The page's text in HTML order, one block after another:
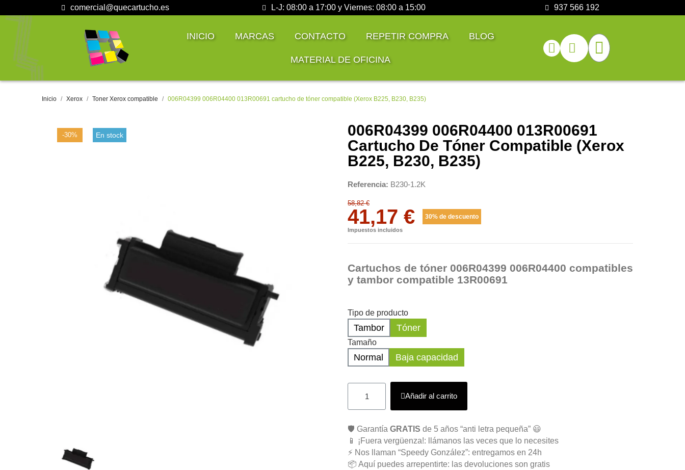
comercial@quecartucho.es L-J: 08:00 a 17:00 y Viernes: 08:00 a 15:00 937 566 192
INICIO MARCAS CONTACTO REPETIR COMPRA BLOG
MATERIAL DE OFICINA
Inicio Xerox Toner Xerox compatible 006R04399 006R04400 013R00691 cartucho de tóner compatible (Xerox B225, B230, B235)
-30% En stock
006R04399 006R04400 013R00691
Cartucho De Tóner Compatible (Xerox
B225, B230, B235)
Referencia B230-1.2K
58,82 €
41,17 € 30% de descuento
Impuestos incluidos
Cartuchos de tóner 006R04399 006R04400 compatibles
y tambor compatible 13R00691
Tipo de producto
Tambor Tóner
Tamaño
Normal Baja capacidad
Añadir al carrito
🛡️ Garantía GRATIS de 5 años “anti letra pequeña” 😃
📱 ¡Fuera vergüenza!: llámanos las veces que lo necesites
⚡ Nos llaman “Speedy González”: entregamos en 24h
📦 Aquí puedes arrepentirte: las devoluciones son gratis